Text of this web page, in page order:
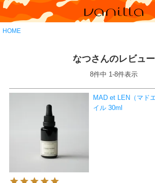
HOME
なつさんのレビュー
8件中 1-8件表示
MAD et LEN（マド
イル 30ml